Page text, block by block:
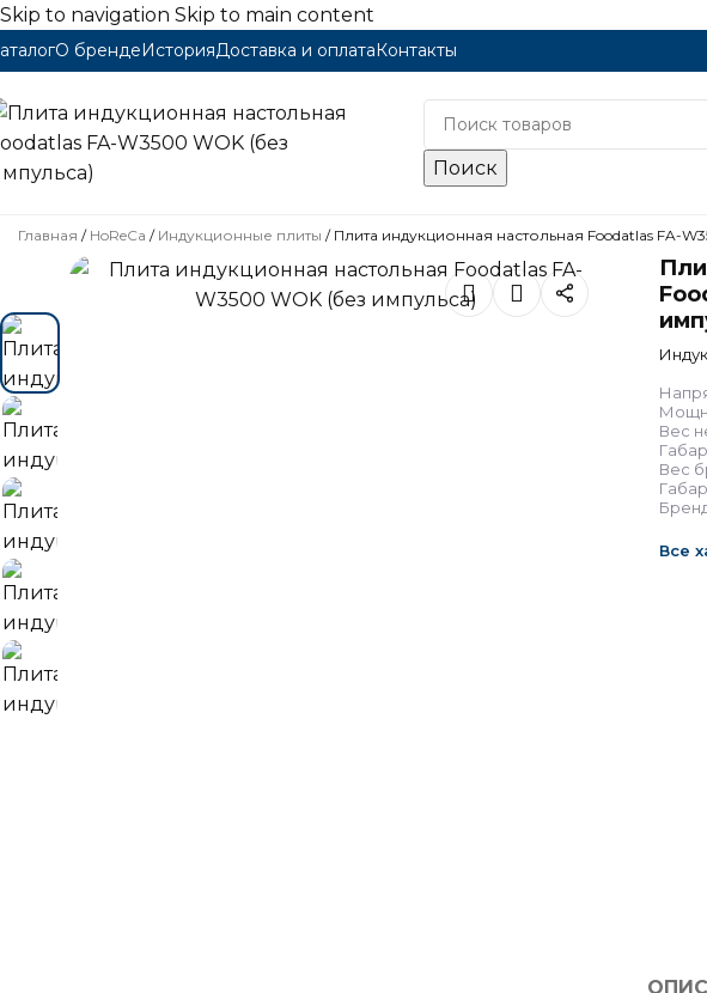
Skip to navigation Skip to main content
О брендеИсторияДоставка и оплатаКонтакты
Поиск
Главная / HoReCa / Индукционные плиты / Плита индукционная настольная Foodatlas FA-
Вес
Вес
Все